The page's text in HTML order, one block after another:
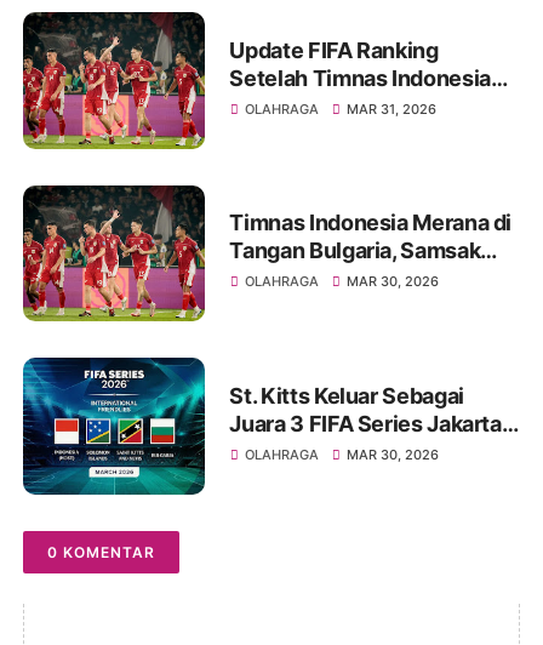
Update FIFA Ranking
Setelah Timnas Indonesia
Kalah Dari Bulgaria
OLAHRAGA MAR 31, 2026
Timnas Indonesia Merana di
Tangan Bulgaria, Samsak
Tinju Eropa Menang Tipis
OLAHRAGA MAR 30, 2026
St. Kitts Keluar Sebagai
Juara 3 FIFA Series Jakarta
2026
OLAHRAGA MAR 30, 2026
0 KOMENTAR